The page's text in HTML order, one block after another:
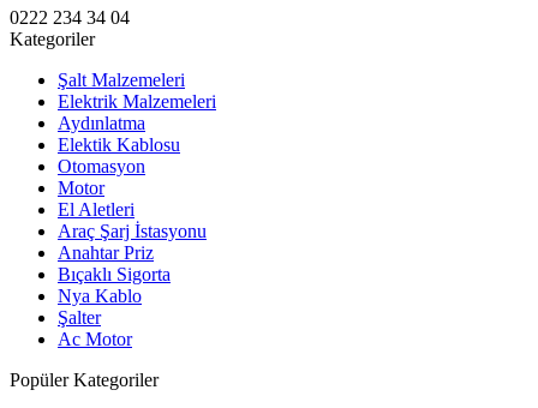
0222 234 34 04
Kategoriler
Şalt Malzemeleri
Elektrik Malzemeleri
Aydınlatma
Elektik Kablosu
Otomasyon
Motor
El Aletleri
Araç Şarj İstasyonu
Anahtar Priz
Bıçaklı Sigorta
Nya Kablo
Şalter
Ac Motor
Popüler Kategoriler